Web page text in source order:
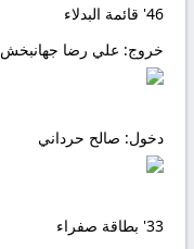
46' قائمة البدلاء
خروج: علي رضا جهانبخش
دخول: صالح حرداني
33' بطاقة صفراء